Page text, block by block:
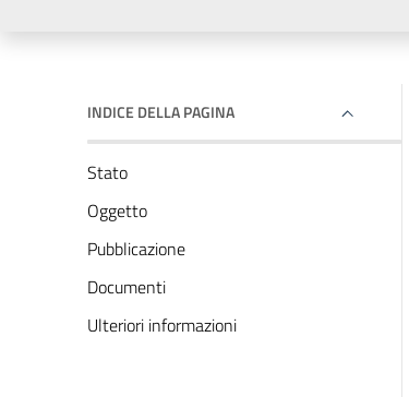
INDICE DELLA PAGINA
Stato
Oggetto
Pubblicazione
Documenti
Ulteriori informazioni